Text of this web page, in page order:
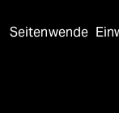
Seitenwende